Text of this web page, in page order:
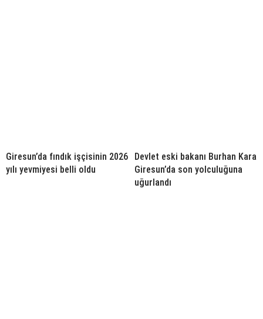
Giresun’da fındık işçisinin 2026
yılı yevmiyesi belli oldu
Devlet eski bakanı Burhan Kara
Giresun’da son yolculuğuna
uğurlandı